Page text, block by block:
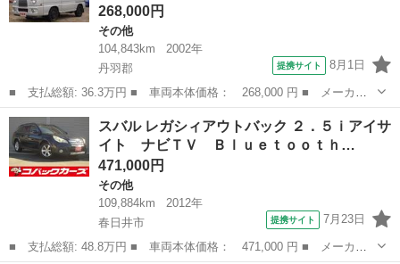
268,000円
その他
104,843km
2002年
丹羽郡
提携サイト 8月1日
■ 支払総額: 36.3万円 ■ 車両本体価格： 268,000 円 ■ メーカー
名： スバル ■ 車種名： ディアスワゴン ■ グレード名： クラ
シック ワンオーナー／タイミングベルト交換済み／Ｗエアバッグ／
ＡＢＳ／オー...
愛知 丹羽郡
スバル レガシィアウトバック ２．５ｉアイサ
イト ナビＴＶ Ｂｌｕｅｔｏｏｔｈ…
471,000円
その他
109,884km
2012年
春日井市
提携サイト 7月23日
■ 支払総額: 48.8万円 ■ 車両本体価格： 471,000 円 ■ メーカー